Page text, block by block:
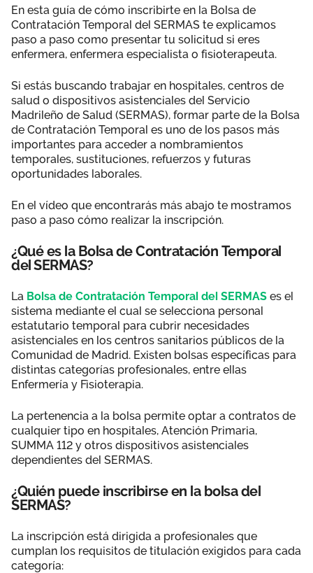
En esta guía de cómo inscribirte en la Bolsa de
Contratación Temporal del SERMAS te explicamos
paso a paso como presentar tu solicitud si eres
enfermera, enfermera especialista o fisioterapeuta.
Si estás buscando trabajar en hospitales, centros de
salud o dispositivos asistenciales del Servicio
Madrileño de Salud (SERMAS), formar parte de la Bolsa
de Contratación Temporal es uno de los pasos más
importantes para acceder a nombramientos
temporales, sustituciones, refuerzos y futuras
oportunidades laborales.
En el vídeo que encontrarás más abajo te mostramos
paso a paso cómo realizar la inscripción.
¿Qué es la Bolsa de Contratación Temporal
del SERMAS?
La Bolsa de Contratación Temporal del SERMAS es el
sistema mediante el cual se selecciona personal
estatutario temporal para cubrir necesidades
asistenciales en los centros sanitarios públicos de la
Comunidad de Madrid. Existen bolsas específicas para
distintas categorías profesionales, entre ellas
Enfermería y Fisioterapia.
La pertenencia a la bolsa permite optar a contratos de
cualquier tipo en hospitales, Atención Primaria,
SUMMA 112 y otros dispositivos asistenciales
dependientes del SERMAS.
¿Quién puede inscribirse en la bolsa del
SERMAS?
La inscripción está dirigida a profesionales que
cumplan los requisitos de titulación exigidos para cada
categoría: